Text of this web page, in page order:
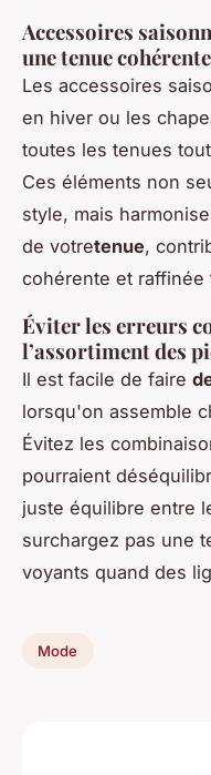
Accessoires
une tenue cohérente
Les accessoires
en hiver ou les
toutes les tenues
Ces éléments non
style, mais
de votretenue,
cohérente et
Éviter les erreurs
l’assortiment des
Il est facile de faire
lorsqu'on assemble
Évitez les
pourraient
juste équilibre entre
surchargez pas une
voyants quand des
Mode